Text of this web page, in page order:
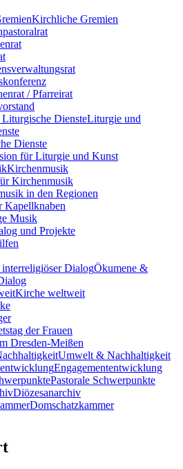
Kirchliche Gremien
/ Pfarreirat
Liturgie und
Dienste
für Liturgie und Kunst
Kirchenmusik
Kirchenmusik
in den Regionen
Kapellknaben
Musik
und Projekte
Ökumene &
Kirche weltweit
der Frauen
Dresden-Meißen
Umwelt & Nachhaltigkeit
Engagemententwicklung
Pastorale Schwerpunkte
Diözesanarchiv
Domschatzkammer